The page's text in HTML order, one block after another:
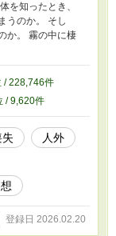
を知ったとき、
うのか。 そし
か。 霧の中に棲
/ 228,746件
/ 9,620件
人外
登録日 2026.02.20